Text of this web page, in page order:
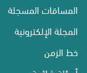
المساقات المسجلة
المجلة الإلكترونية
خط الزمن